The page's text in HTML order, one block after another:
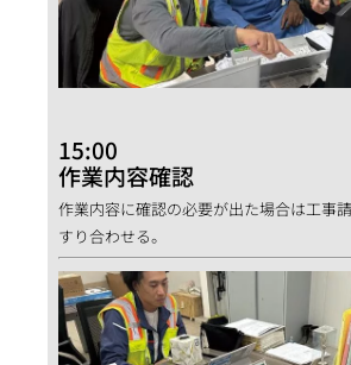
15:00
作業内容確認
作業内容に確認の必要が出た場合は工事
すり合わせる。